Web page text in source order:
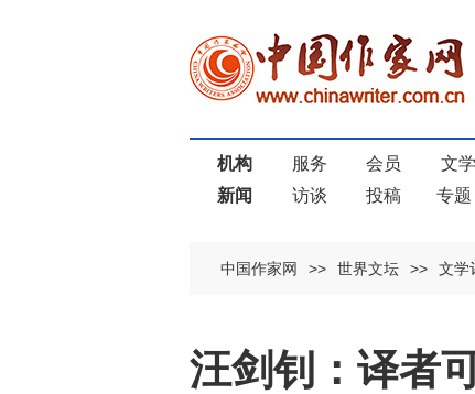
机构 服务 会员
文
新闻
访谈 投稿 专题
中国作家网 >> 世界文坛 >> 文学
汪剑钊：译者